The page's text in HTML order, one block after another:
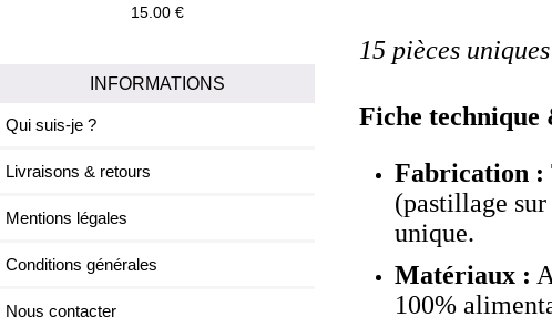
15.00 €
INFORMATIONS
Qui suis-je ?
Livraisons & retours
Mentions légales
Conditions générales
Nous contacter
15 pièces
Fiche
Fabrication :
(pastillage
unique.
Matériaux :
100%